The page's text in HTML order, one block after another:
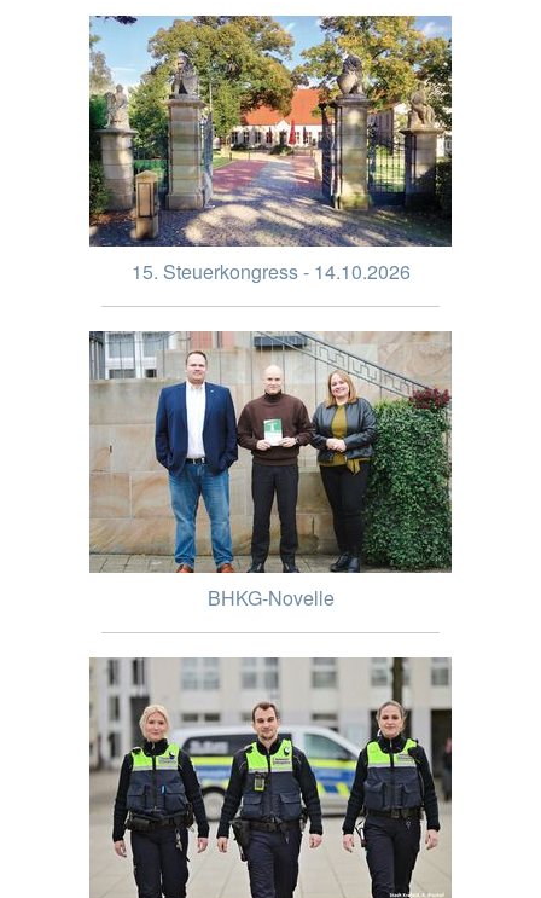
15. Steuerkongress - 14.10.2026
BHKG-Novelle